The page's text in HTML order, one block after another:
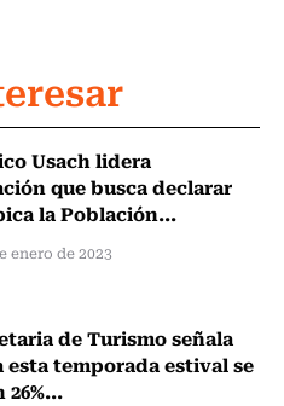
Usach lidera
que busca declarar
la Población...
enero de 2023
de Turismo señala
esta temporada estival se